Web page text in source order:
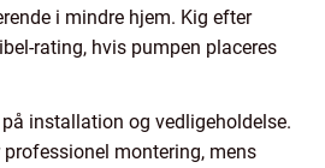
i mindre hjem. Kig efter
rating, hvis pumpen placeres
installation og vedligeholdelse.
montering, mens